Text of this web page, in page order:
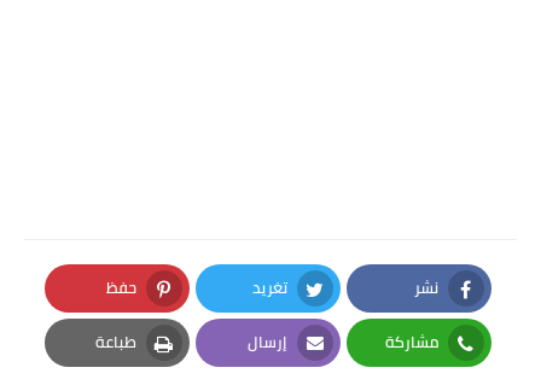
نشر
Facebook
تغريد
Twitter
حفظ
Pinterest
مشاركة
Whatsapp
إرسال
Email
طباعة
Print